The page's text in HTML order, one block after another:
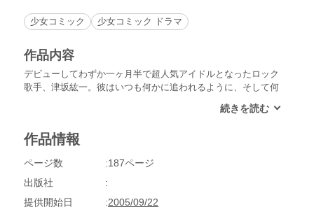
少女コミック 少女コミック ドラマ
作品内容
デビューしてわずか一ヶ月半で超人気アイドルとなったロック
歌手、津坂紘一。彼はいつも何かに追われるように、そして何
詰める過去とは……!?熱きロックン･ロール魂を謳った表題作
作品情報
ページ数
187ページ
出版社
提供開始日
2005/09/22